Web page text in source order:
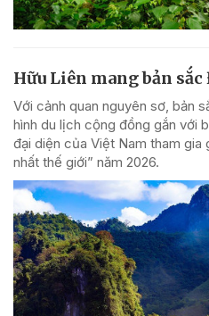
Hữu Liên mang bản
Với cảnh quan nguyên sơ, bản
hình du lịch cộng đồng gắn với
đại diện của Việt Nam tham
nhất thế giới” năm 2026.